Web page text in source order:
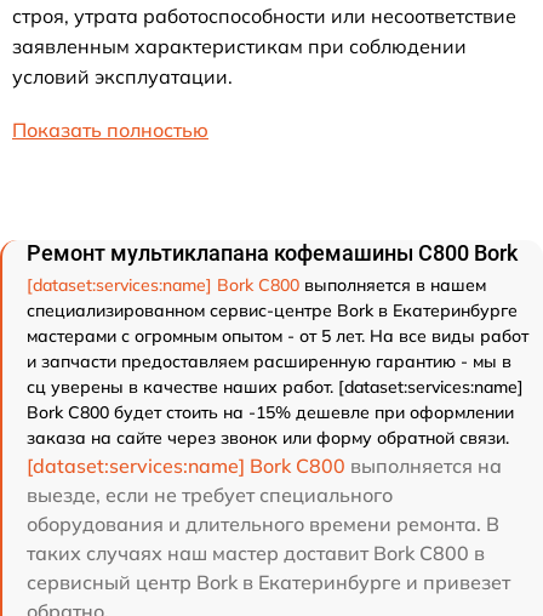
строя, утрата работоспособности или несоответствие
заявленным характеристикам при соблюдении
условий эксплуатации.
Показать полностью
Ремонт мультиклапана кофемашины C800 Bork
[dataset:services:name] Bork C800 выполняется в нашем
специализированном сервис-центре Bork в Екатеринбурге
мастерами с огромным опытом - от 5 лет. На все виды работ
и запчасти предоставляем расширенную гарантию - мы в
сц уверены в качестве наших работ. [dataset:services:name]
Bork C800 будет стоить на -15% дешевле при оформлении
заказа на сайте через звонок или форму обратной связи.
[dataset:services:name] Bork C800 выполняется на
выезде, если не требует специального
оборудования и длительного времени ремонта. В
таких случаях наш мастер доставит Bork C800 в
сервисный центр Bork в Екатеринбурге и привезет
обратно.